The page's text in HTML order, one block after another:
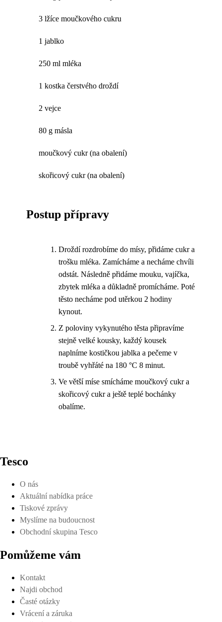
3 lžíce moučkového cukru
1 jablko
250 ml mléka
1 kostka čerstvého droždí
2 vejce
80 g másla
moučkový cukr (na obalení)
skořicový cukr (na obalení)
Postup přípravy
Droždí rozdrobíme do mísy, přidáme cukr a
trošku mléka. Zamícháme a necháme chvíli
odstát. Následně přidáme mouku, vajíčka,
zbytek mléka a důkladně promícháme. Poté
těsto necháme pod utěrkou 2 hodiny
kynout.
Z poloviny vykynutého těsta připravíme
stejně velké kousky, každý kousek
naplníme kostičkou jablka a pečeme v
troubě vyhřáté na 180 °C 8 minut.
Ve větší míse smícháme moučkový cukr a
skořicový cukr a ještě teplé bochánky
obalíme.
Tesco
O nás
Aktuální nabídka práce
Tiskové zprávy
Myslíme na budoucnost
Obchodní skupina Tesco
Pomůžeme vám
Kontakt
Najdi obchod
Časté otázky
Vrácení a záruka